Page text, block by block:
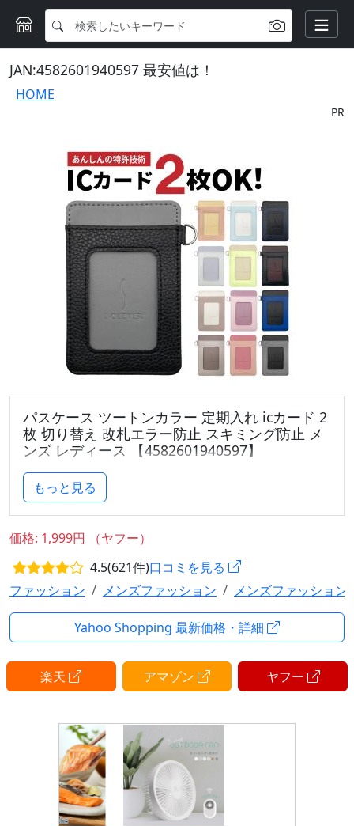
JAN:4582601940597 最安値は！
HOME
PR
パスケース ツートンカラー 定期入れ icカード 2
枚 切り替え 改札エラー防止 スキミング防止 メ
ンズ レディース 【4582601940597】
【商品特徴】
安心の特許商品で2枚のICカードを使い分け！
かざす面を変えるだけで簡単使い分け
通勤・通学にオススメ
男性・女性を問わない豊富なデザイン
【対応ICカード】
上記のIC乗車券他、交通系のICカード
※ご不明点はお問い合わせ下さい。
商品名 ：両面パスケース
サイズ ：幅71ｍｍ 高さ106mm 厚さ7mm
※画像と実物の色に違いがある場合がございます。予
めご了承下さい。
もっと見る
価格: 1,999円 （ヤフー）
4.5(621件)口コミを見る
ファッション
メンズファッション メンズファッション
Yahoo Shopping 最新価格・詳細
楽天 アマゾン ヤフー